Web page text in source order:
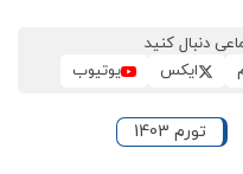
دنبال کنید
ایکس یوتیوب
تورم 1403